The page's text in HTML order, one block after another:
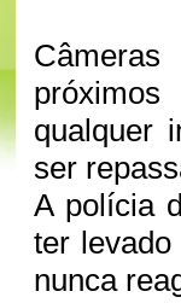
qualquer
ser
A polícia
ter
nunca